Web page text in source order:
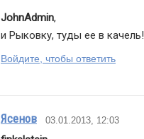
JohnAdmin,
и Рыковку, туды ее в качель!
Войдите, чтобы ответить
Ясенов 03.01.2013, 12:03